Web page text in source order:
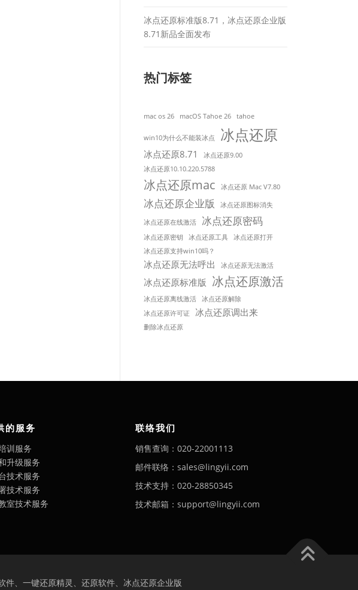
冰点还原标准版8.71，冰点还原企业版
8.71新品全面发布
热门标签
mac os 26 macOS Tahoe 26 tahoe
win10为什么不能装冰点 冰点还原
冰点还原8.71
冰点还原9.00
冰点还原10.10.220.5788
冰点还原mac 冰点还原 Mac V7.80
冰点还原企业版 冰点还原图标消失
冰点还原在线激活 冰点还原密码
冰点还原密钥 冰点还原工具
冰点还原打开
冰点还原支持win10吗？
冰点还原无法呼出 冰点还原无法激活
冰点还原标准版 冰点还原激活
冰点还原离线激活
冰点还原解除
冰点还原许可证
冰点还原调出来
删除冰点还原
的服务
训服务
升级服务
技术服务
技术服务
室技术服务
联络我们
销售查询：020-22001113
邮件联络：sales@lingyii.com
技术支持：020-28850345
技术邮箱：support@lingyii.com
、一键还原精灵、还原软件、冰点还原企业版